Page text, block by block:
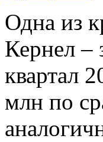
Одна из
Кернел –
квартал
млн по